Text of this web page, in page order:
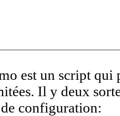
est un script qui
Il y deux
configuration: